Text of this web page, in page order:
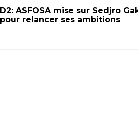
D2: ASFOSA mise sur Sedjro
pour relancer ses ambitions